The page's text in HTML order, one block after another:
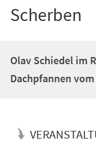
Scherben
Olav Schiedel im
Dachpfannen